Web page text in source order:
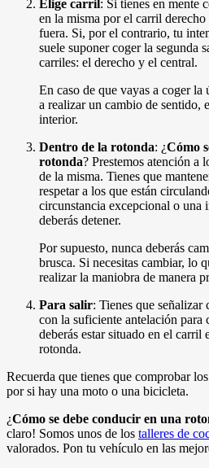
Elige carril: Si tienes en mente
en la misma por el carril
fuera. Si, por el contrario, tu
suele suponer coger la segunda
carriles: el derecho y el central.
En caso de que vayas a coger
a realizar un cambio de sentido,
interior.
Dentro de la rotonda: ¿Cómo
rotonda? Prestemos atención a
de la misma. Tienes que
respetar a los que están
circunstancia excepcional o una
deberás detener.
Por supuesto, nunca deberás
brusca. Si necesitas cambiar, lo
realizar la maniobra de manera
Para salir: Tienes que
con la suficiente antelación para
deberás estar situado en el carril
rotonda.
Recuerda que tienes que comprobar
por si hay una moto o una bicicleta.
¿Cómo se debe conducir en una
claro! Somos unos de los talleres de
valorados. Pon tu vehículo en las